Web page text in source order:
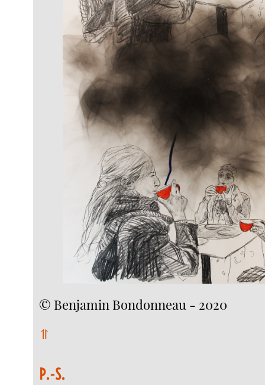
© Benjamin Bondonneau - 2020
⥣
P.-S.